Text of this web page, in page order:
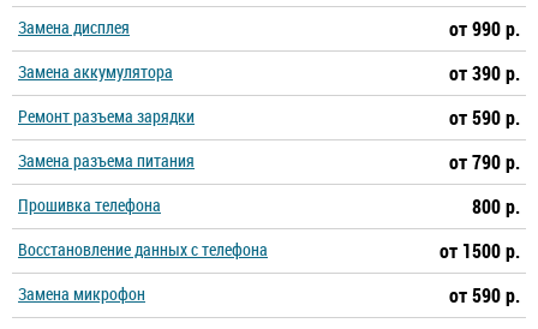
Nokia 8.3
Nokia 8 Sirocco Nokia 8
Nokia 7.3
Nokia 7.1 Nokia 7 Plus
Nokia 7
Замена дисплея от 990 р.
Замена аккумулятора от 390 р.
Ремонт разъема зарядки от 590 р.
Замена разъема питания от 790 р.
Прошивка телефона 800 р.
Восстановление данных с телефона от 1500 р.
Замена микрофон
от 590 р.